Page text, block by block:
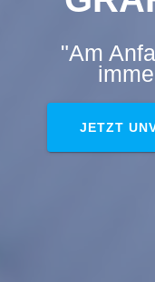
"Am
JETZT